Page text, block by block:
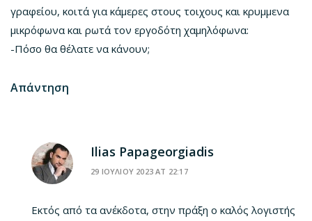
γραφείου, κοιτά για κάμερες στους τοιχους και κρυμμενα
μικρόφωνα και ρωτά τον εργοδότη χαμηλόφωνα:
-Πόσο θα θέλατε να κάνουν;
Απάντηση
Ilias Papageorgiadis
29 ΙΟΥΛΙΟΥ 2023 AT 22:17
Εκτός από τα ανέκδοτα, στην πράξη ο καλός λογιστής